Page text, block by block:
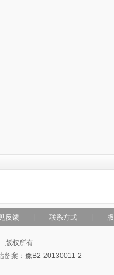
反馈 联系方式|
版权所有
案： 豫B2-20130011-2